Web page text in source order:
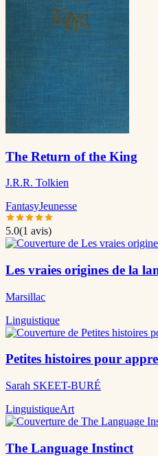
The Return of the King
J.R.R. Tolkien
FantasyJeunesse
5.0(1 avis)
Les vraies origines de la
Marsillac
Linguistique
Petites histoires pour
Sarah SKEET-BURÉ
LinguistiqueArt
The Language Instinct